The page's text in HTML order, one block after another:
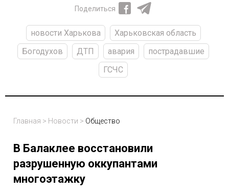
Поделиться
новости Харькова
Харьковская область
Богодухов
ДТП авария
пострадавшие
ГСЧС
Главная > Новости > Общество
В Балаклее восстановили
разрушенную оккупантами
многоэтажку